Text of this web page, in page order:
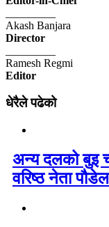
Akash Banjara
Director
Ramesh Regmi
Editor
धेरैले पढेको
अन्य दलको बुइ
वरिष्ठ नेता पौडेल